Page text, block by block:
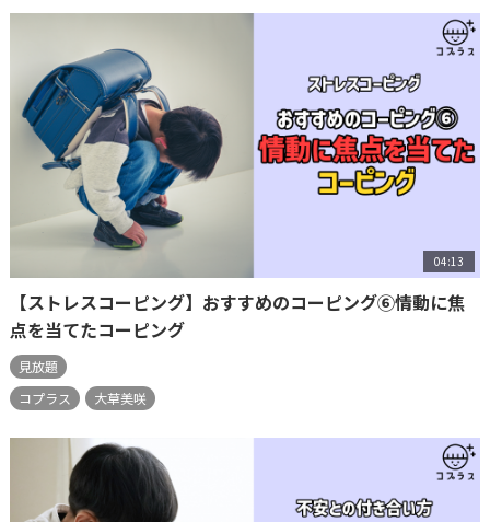
04:13
【ストレスコーピング】おすすめのコーピング⑥情動に焦
点を当てたコーピング
見放題
コプラス
大草美咲